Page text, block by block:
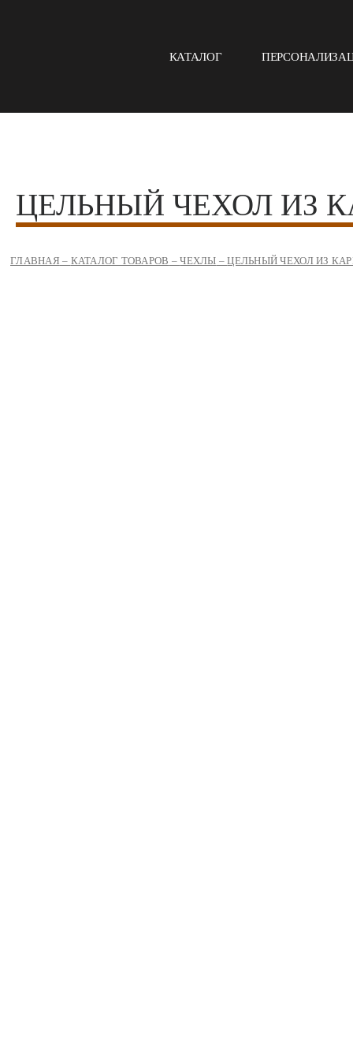
КАТАЛОГ
ЦЕЛЬНЫЙ ЧЕХОЛ ИЗ
ГЛАВНАЯ – КАТАЛОГ ТОВАРОВ –ЧЕХЛЫ –ЦЕЛЬНЫЙ ЧЕХОЛ ИЗ